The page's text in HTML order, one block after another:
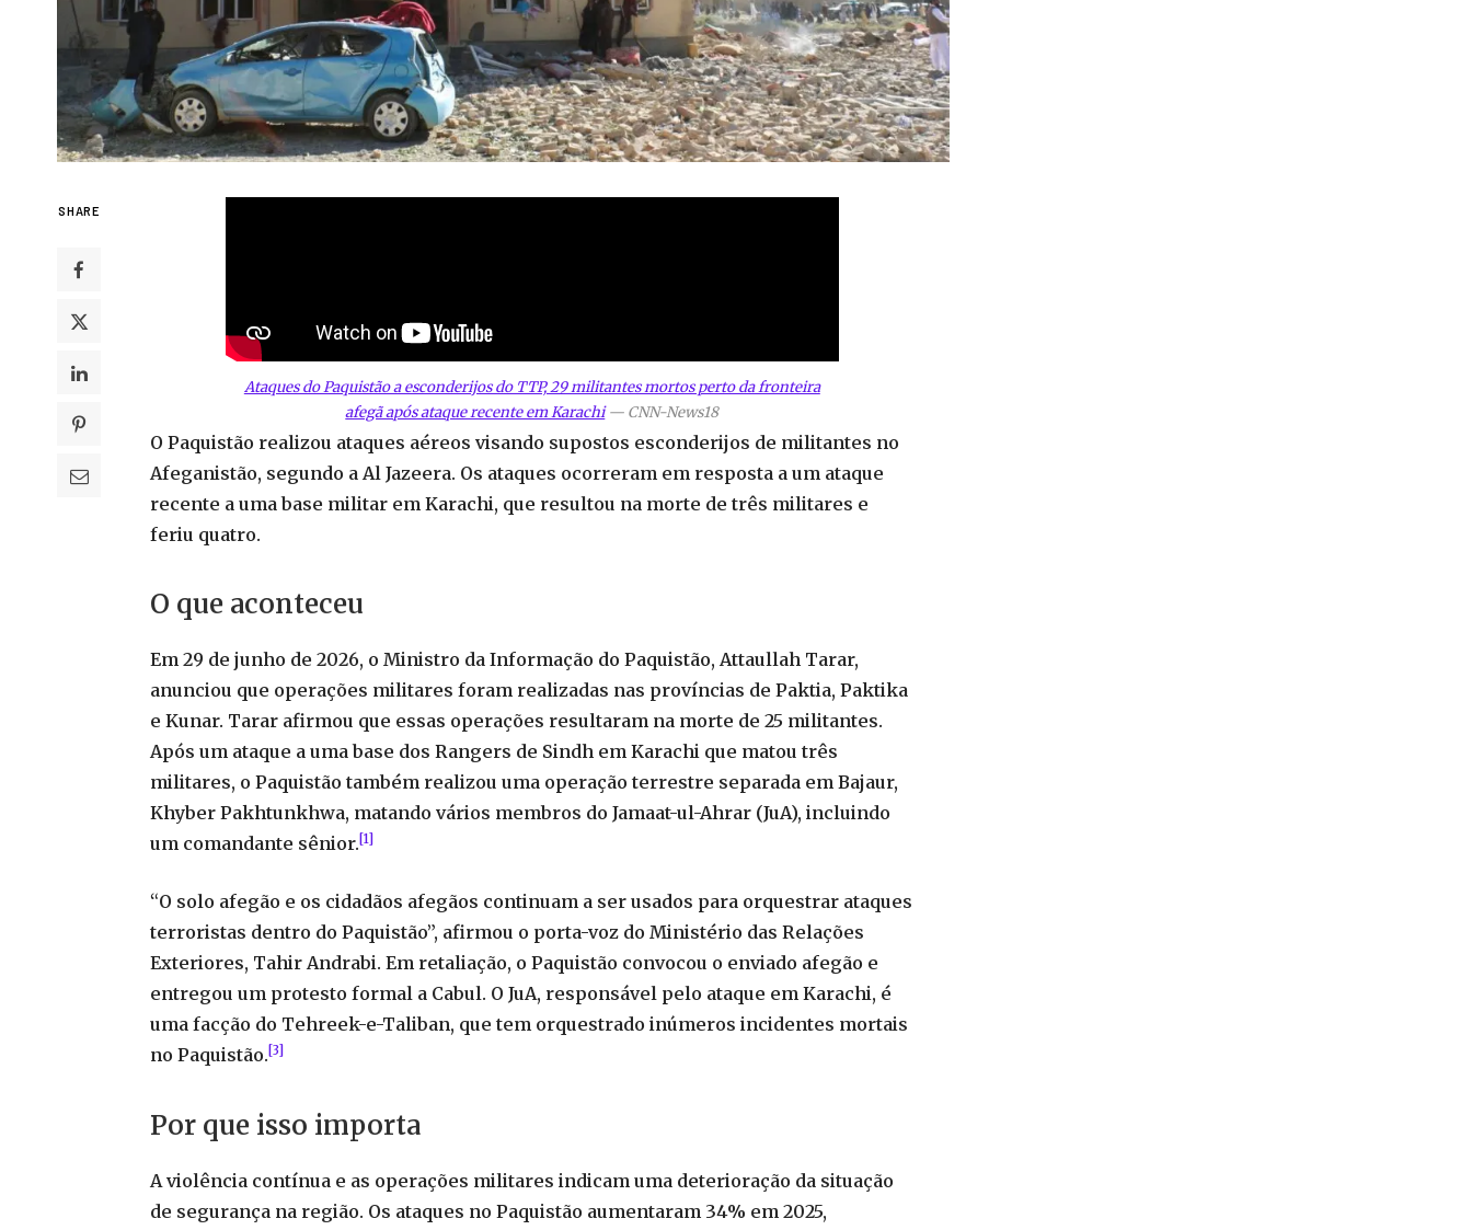
SHARE
Ataques do Paquistão a esconderijos do TTP, 29 militantes mortos perto da fronteira
afegã após ataque recente em Karachi— CNN-News18
O Paquistão realizou ataques aéreos visando supostos esconderijos de militantes no
Afeganistão, segundo a Al Jazeera. Os ataques ocorreram em resposta a um ataque
recente a uma base militar em Karachi, que resultou na morte de três militares e
feriu quatro.
O que aconteceu
Em 29 de junho de 2026, o Ministro da Informação do Paquistão, Attaullah Tarar,
anunciou que operações militares foram realizadas nas províncias de Paktia, Paktika
e Kunar. Tarar afirmou que essas operações resultaram na morte de 25 militantes.
Após um ataque a uma base dos Rangers de Sindh em Karachi que matou três
militares, o Paquistão também realizou uma operação terrestre separada em Bajaur,
Khyber Pakhtunkhwa, matando vários membros do Jamaat-ul-Ahrar (JuA), incluindo
um comandante sênior. [1]
“O solo afegão e os cidadãos afegãos continuam a ser usados para orquestrar ataques
terroristas dentro do Paquistão”, afirmou o porta-voz do Ministério das Relações
Exteriores, Tahir Andrabi. Em retaliação, o Paquistão convocou o enviado afegão e
entregou um protesto formal a Cabul. O JuA, responsável pelo ataque em Karachi, é
uma facção do Tehreek-e-Taliban, que tem orquestrado inúmeros incidentes mortais
no Paquistão. [3]
Por que isso importa
A violência contínua e as operações militares indicam uma deterioração da situação
de segurança na região. Os ataques no Paquistão aumentaram 34% em 2025,